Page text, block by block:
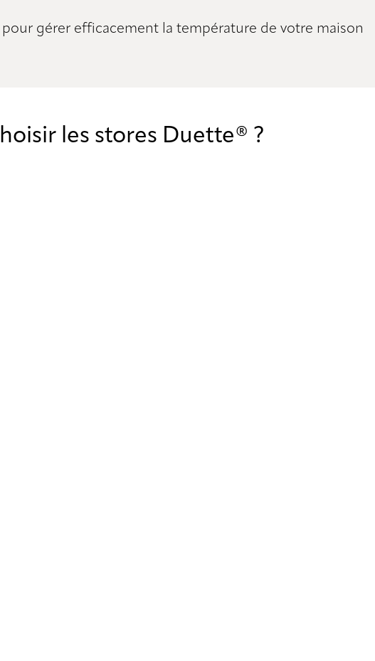
pour gérer efficacement la température de votre maison
les stores Duette® ?